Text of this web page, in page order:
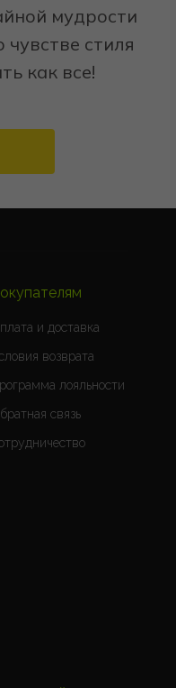
мудрости
чувстве стиля
как все!
и доставка
возврата
лояльности
связь